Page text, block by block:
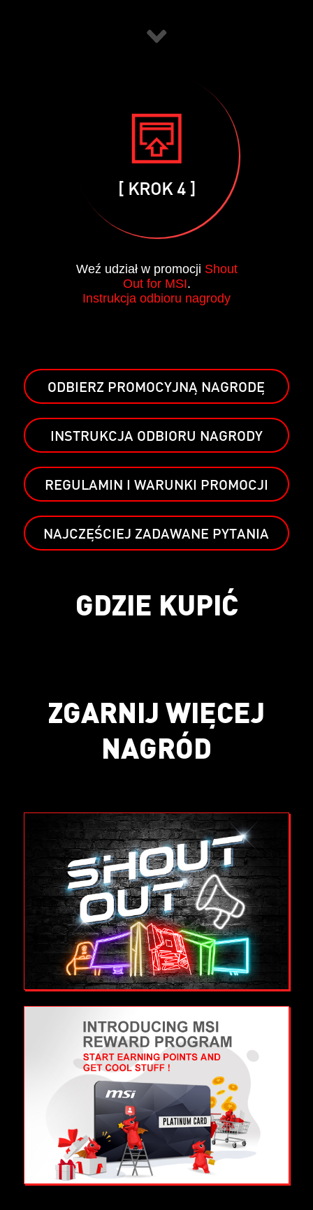
[ KROK 4 ]
Weź udział w promocji Shout
Out for MSI.
Instrukcja odbioru nagrody
ODBIERZ PROMOCYJNĄ NAGRODĘ
INSTRUKCJA ODBIORU NAGRODY
REGULAMIN I WARUNKI PROMOCJI
NAJCZĘŚCIEJ ZADAWANE PYTANIA
GDZIE KUPIĆ
ZGARNIJ WIĘCEJ
NAGRÓD